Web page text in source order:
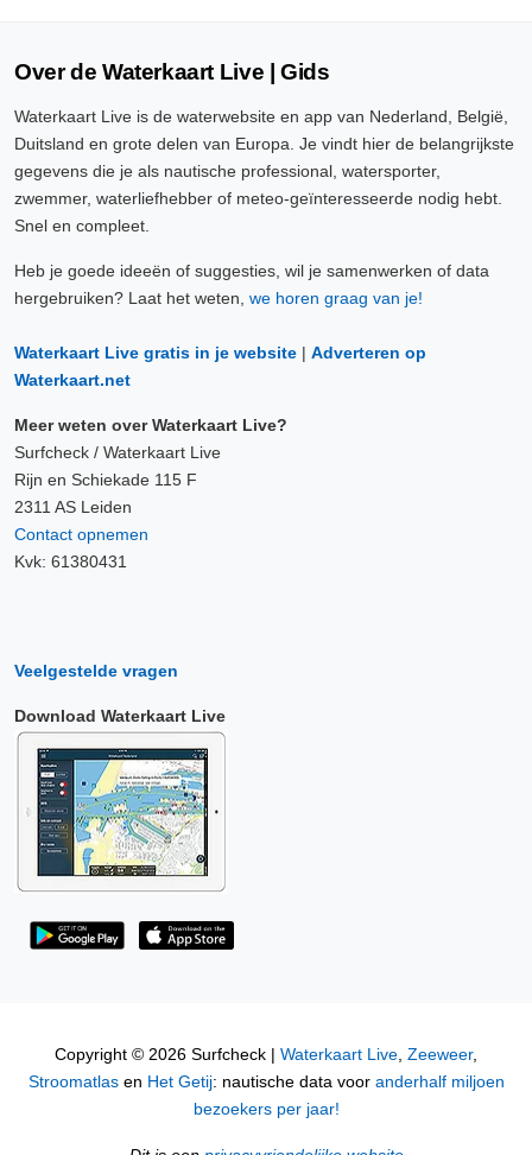
Over de Waterkaart Live | Gids
Waterkaart Live is de waterwebsite en app van Nederland, België,
Duitsland en grote delen van Europa. Je vindt hier de belangrijkste
gegevens die je als nautische professional, watersporter,
zwemmer, waterliefhebber of meteo-geïnteresseerde nodig hebt.
Snel en compleet.
Heb je goede ideeën of suggesties, wil je samenwerken of data
hergebruiken? Laat het weten, we horen graag van je!
Waterkaart Live gratis in je website | Adverteren op
Waterkaart.net
Meer weten over Waterkaart Live?
Surfcheck / Waterkaart Live
Rijn en Schiekade 115 F
2311 AS Leiden
Contact opnemen
Kvk: 61380431
Veelgestelde vragen
Download Waterkaart Live
Copyright © 2026 Surfcheck | Waterkaart Live, Zeeweer,
Stroomatlasen Het Getij: nautische data voor anderhalf miljoen
bezoekers per jaar!